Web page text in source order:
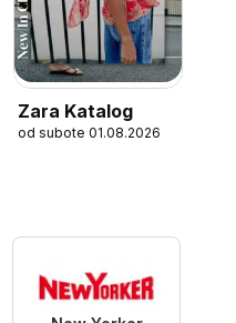
Zara Katalog
od subote 01.08.2026